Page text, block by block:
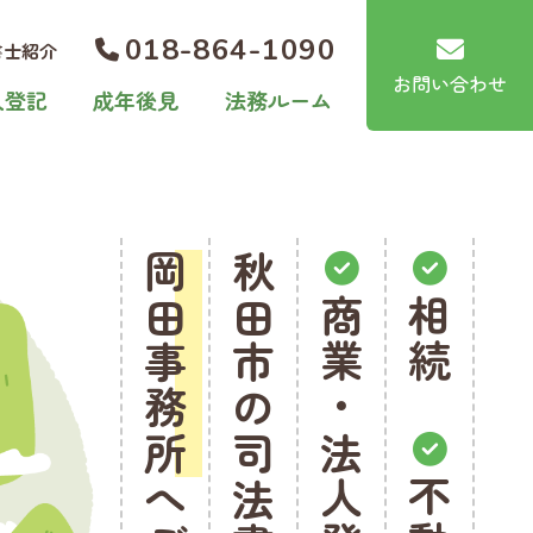
お問い合わせ
記 成年後見 法務ルーム
紹介 018-864-1090
相続
商業・法人登記
岡田事務所